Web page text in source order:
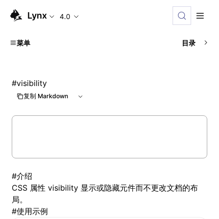
Lynx 4.0
菜单 目录
#visibility
复制 Markdown
#介绍
CSS 属性 visibility 显示或隐藏元件而不更改文档的布
局。
#使用示例